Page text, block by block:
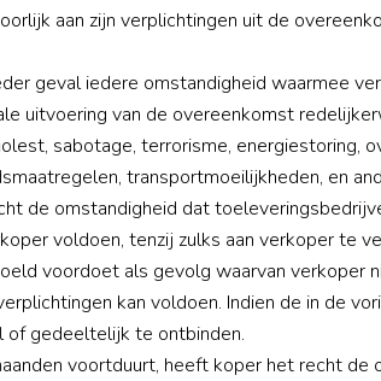
aan zijn verplichtingen uit de
geval iedere omstandigheid waarmee
uitvoering van de overeenkomst
sabotage, terrorisme, energiestoring,
transportmoeilijkheden, en
de omstandigheid dat
voldoen, tenzij zulks aan verkoper te
voordoet als gevolg waarvan
kan voldoen. Indien de in de
gedeeltelijk te ontbinden.
voortduurt, heeft koper het recht